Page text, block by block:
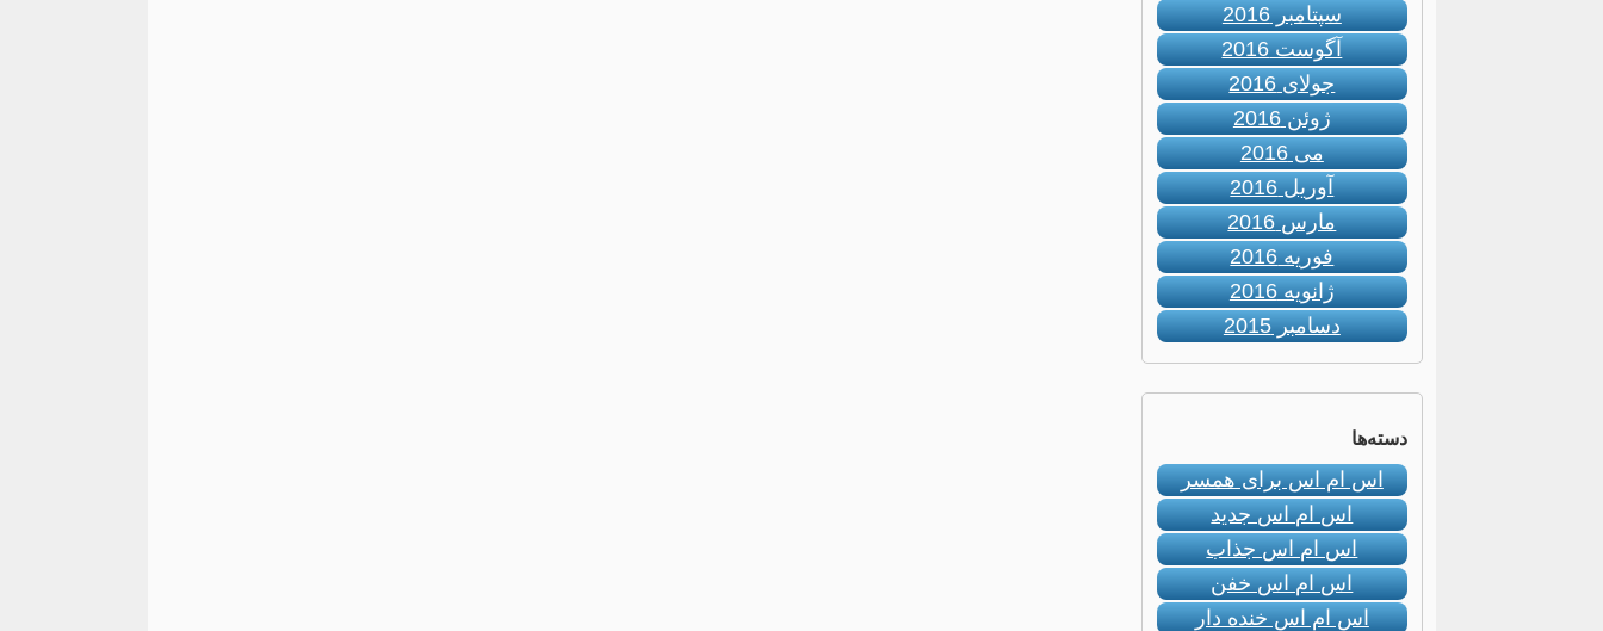
سپتامبر 2016
آگوست 2016
جولای 2016
ژوئن 2016
می 2016
آوریل 2016
مارس 2016
فوریه 2016
ژانویه 2016
دسامبر 2015
دسته‌ها
اس ام اس برای همسر
اس ام اس جدید
اس ام اس جذاب
اس ام اس خفن
اس ام اس خنده دار